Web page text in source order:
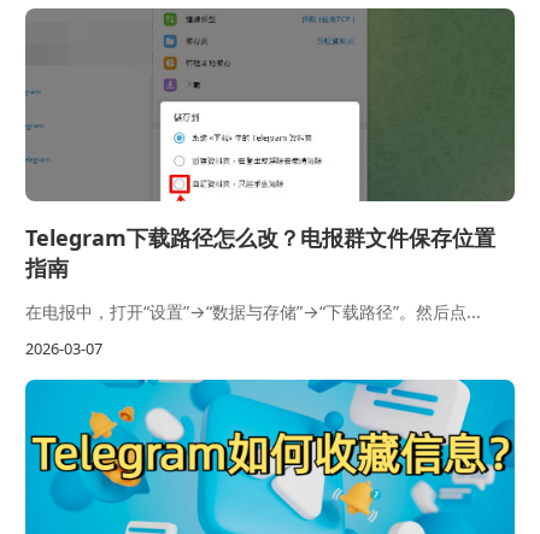
Telegram下载路径怎么改？电报群文件保存位置
指南
在电报中，打开“设置”→“数据与存储”→“下载路径”。然后点...
2026-03-07